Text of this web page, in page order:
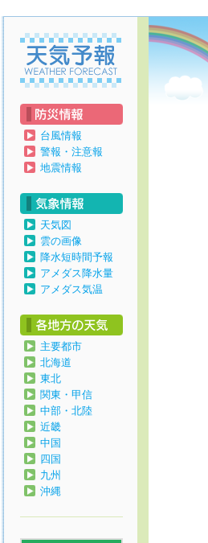
天気予報
台風情報
警報・注意報
地震情報
天気図
雲の画像
降水短時間予報
アメダス降水量
アメダス気温
主要都市
北海道
東北
関東・甲信
中部・北陸
近畿
中国
四国
九州
沖縄